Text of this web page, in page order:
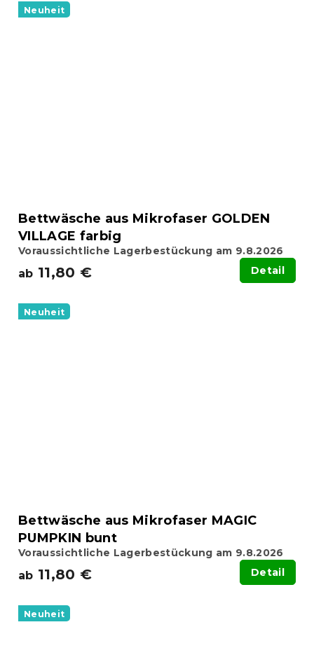
Neuheit
Bettwäsche aus Mikrofaser GOLDEN
VILLAGE farbig
Voraussichtliche Lagerbestückung am 9.8.2026
ab 11,80 € Detail
Neuheit
Bettwäsche aus Mikrofaser MAGIC
PUMPKIN bunt
Voraussichtliche Lagerbestückung am 9.8.2026
ab 11,80 € Detail
Neuheit